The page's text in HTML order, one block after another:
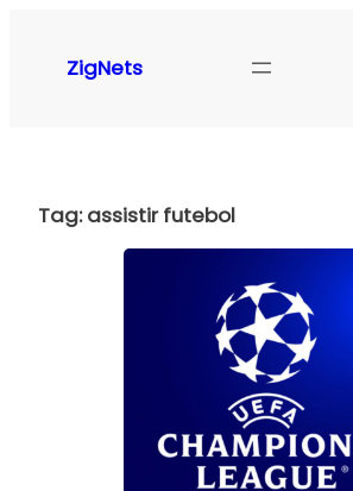
ZigNets
Tag:assistir futebol